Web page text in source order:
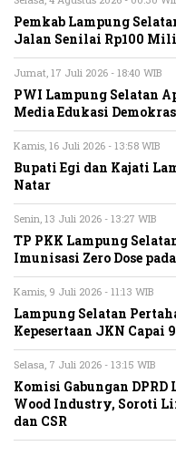
Pemkab Lampung
Jalan Senilai Rp100
Jumat, 17 Juli 2026 - 18:40 WIB
PWI Lampung Selatan
Media Edukasi
Kamis, 16 Juli 2026 - 13:58 WIB
Bupati Egi dan Kajati
Natar
Senin, 13 Juli 2026 - 13:27 WIB
TP PKK Lampung
Imunisasi Zero Dose
Kamis, 9 Juli 2026 - 11:13 WIB
Lampung Selatan
Kepesertaan JKN Capai
Selasa, 7 Juli 2026 - 13:15 WIB
Komisi Gabungan DPRD
Wood Industry, Soroti
dan CSR